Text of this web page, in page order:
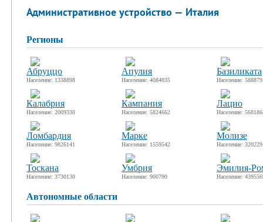
Административное устройство — Италия
регионы
Абруццо
Население: 1338898
Апулия
Население: 4084035
Базиликата
Население: 588879
Калабрия
Население: 2009330
Кампания
Население: 5824662
Лацио
Население:
Ломбардия
Население: 9826141
Марке
Население: 1559542
Молизе
Население: 320229
Тоскана
Население: 3730130
Умбрия
Население: 900790
Эмилия-
Население:
автономные области